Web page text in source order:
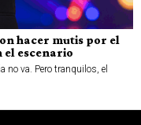
hacer mutis por el
el escenario
no va. Pero tranquilos, el